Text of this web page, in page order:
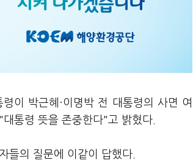
이 박근혜·이명박 전 대통령의 사면 여
통령 뜻을 존중한다"고 밝혔다.
들의 질문에 이같이 답했다.